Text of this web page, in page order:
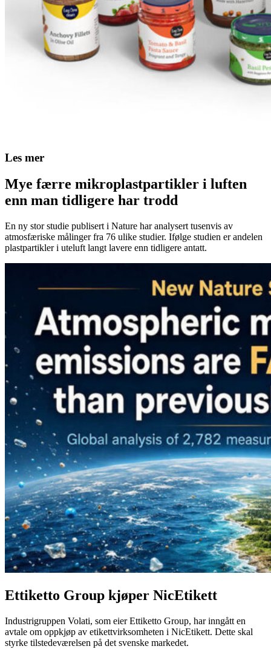
Les mer
Mye færre mikroplastpartikler i luften
enn man tidligere har trodd
En ny stor studie publisert i Nature har analysert tusenvis av
atmosfæriske målinger fra 76 ulike studier. Ifølge studien er andelen
plastpartikler i uteluft langt lavere enn tidligere antatt.
Ettiketto Group kjøper NicEtikett
Industrigruppen Volati, som eier Ettiketto Group, har inngått en
avtale om oppkjøp av etikettvirksomheten i NicEtikett. Dette skal
styrke tilstedeværelsen på det svenske markedet.